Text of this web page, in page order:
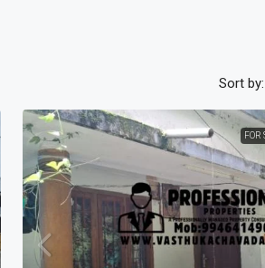
Sort by:
FOR